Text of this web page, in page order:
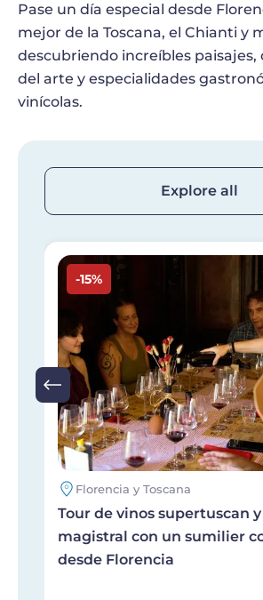
Pase un día especial desde
mejor de la Toscana, el Chianti y
descubriendo increíbles paisajes,
del arte y especialidades
vinícolas.
Explore all
Imagen
-15%
Florencia y Toscana
Tour de vinos supertuscan
magistral con un sumilier
desde Florencia